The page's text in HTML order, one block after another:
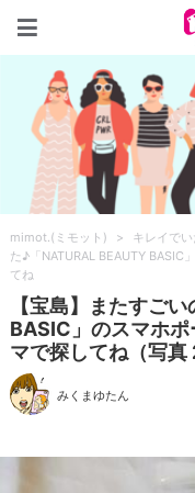
mimot.(ミモット) > キレイでい
た♪「NATURAL BEAUTY BASIC
てね
【宝島】またすご
BASIC」のスマホポ
マで探してね（写真
みくまゆたん